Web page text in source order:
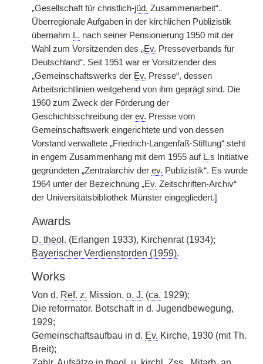
„Gesellschaft für christlich-jüd. Zusammenarbeit“.
Überregionale Aufgaben in der kirchlichen Publizistik
übernahm L. nach seiner Pensionierung 1950 mit der
Wahl zum Vorsitzenden des „Ev. Presseverbands für
Deutschland“. Seit 1951 war er Vorsitzender des
„Gemeinschaftswerks der Ev. Presse“, dessen
Arbeitsrichtlinien weitgehend von ihm geprägt sind. Die
1960 zum Zweck der Förderung der
Geschichtsschreibung der ev. Presse vom
Gemeinschaftswerk eingerichtete und von dessen
Vorstand verwaltete „Friedrich-Langenfaß-Stiftung“ steht
in engem Zusammenhang mit dem 1955 auf L.s Initiative
gegründeten „Zentralarchiv der ev. Publizistik“. Es wurde
1964 unter der Bezeichnung „Ev. Zeitschriften-Archiv“
der Universitätsbibliothek Münster eingegliedert.
Awards
D. theol. (Erlangen 1933), Kirchenrat (1934);
Bayerischer Verdienstorden (1959).
Works
Von d. Ref. z. Mission, o. J. (ca. 1929);
Die reformator. Botschaft in d. Jugendbewegung,
1929;
Gemeinschaftsaufbau in d. Ev. Kirche, 1930 (mit Th.
Breit);